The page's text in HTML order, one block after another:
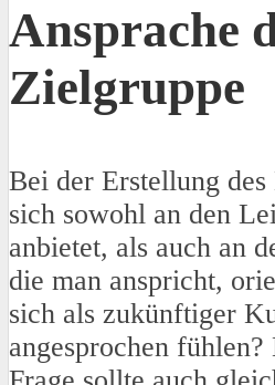
Ansprache
Zielgruppe
Bei der Erstellung
sich sowohl an den
anbietet, als auch an
die man anspricht,
sich als zukünftiger
angesprochen fühlen?